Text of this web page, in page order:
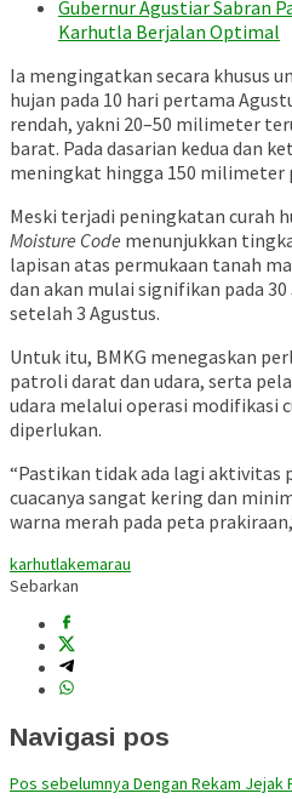
Gubernur Agustiar Sabran
Karhutla Berjalan Optimal
Ia mengingatkan secara khusus
hujan pada 10 hari pertama
rendah, yakni 20–50 milimeter
barat. Pada dasarian kedua dan
meningkat hingga 150 milimeter
Meski terjadi peningkatan curah
Moisture Code menunjukkan
lapisan atas permukaan tanah
dan akan mulai signifikan pada
setelah 3 Agustus.
Untuk itu, BMKG menegaskan
patroli darat dan udara, serta
udara melalui operasi modifikasi
diperlukan.
“Pastikan tidak ada lagi aktivitas
cuacanya sangat kering dan
warna merah pada peta
karhutlakemarau
Sebarkan
Navigasi pos
Pos sebelumnya Dengan Rekam